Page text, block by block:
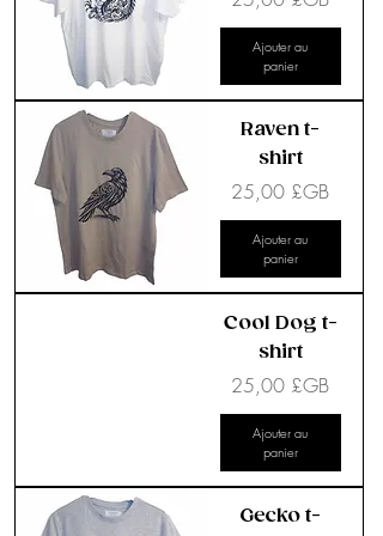
Ajouter au
panier
Raven t-
shirt
Prix
25,00 £GB
Ajouter au
panier
Cool Dog t-
shirt
Prix
25,00 £GB
Ajouter au
panier
Gecko t-